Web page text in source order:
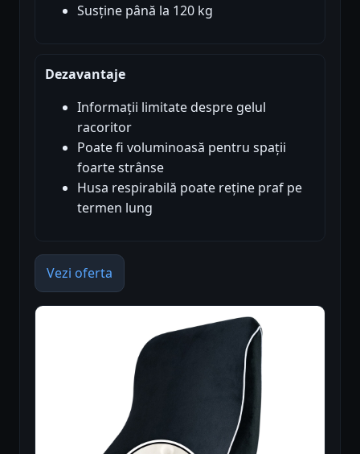
Susține până la 120 kg
Dezavantaje
Informații limitate despre gelul
racoritor
Poate fi voluminoasă pentru spații
foarte strânse
Husa respirabilă poate reține praf pe
termen lung
Vezi oferta